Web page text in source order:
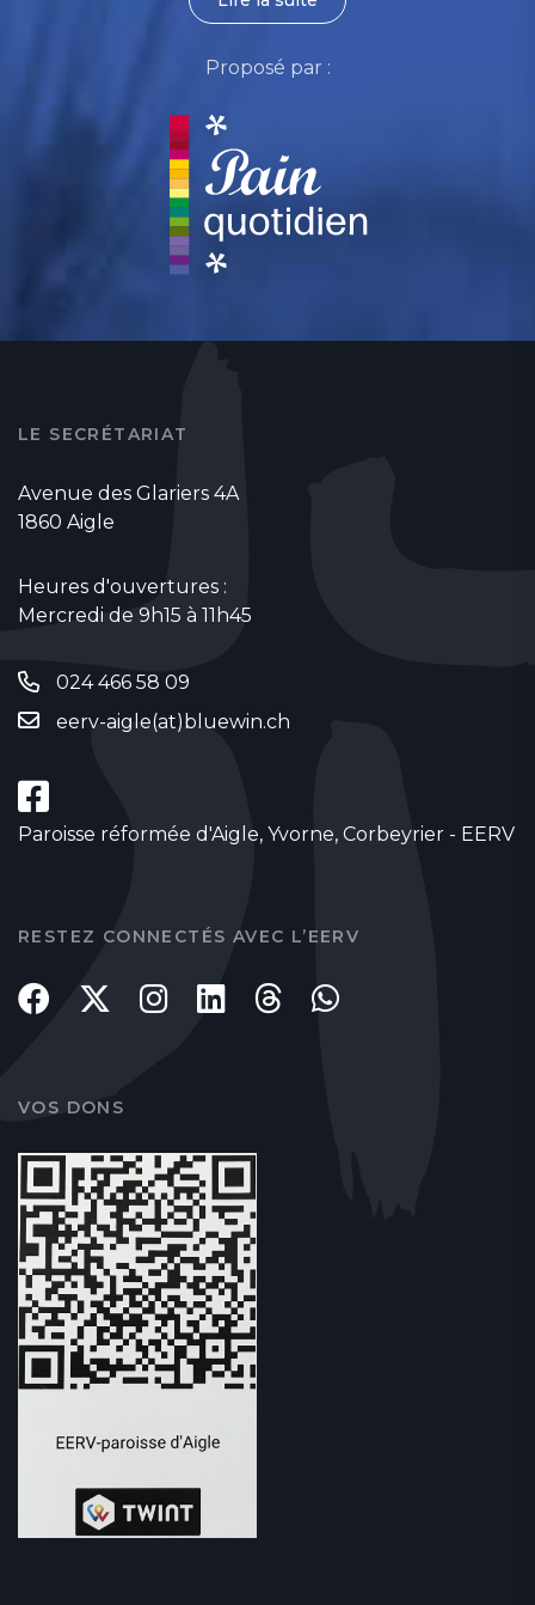
Proposé par :
LE SECRÉTARIAT
Avenue des Glariers 4A
1860 Aigle
Heures d'ouvertures :
Mercredi de 9h15 à 11h45
024 466 58 09
eerv-aigle(at)bluewin.ch
Paroisse réformée d'Aigle, Yvorne, Corbeyrier - EERV
RESTEZ CONNECTÉS AVEC L’EERV
VOS DONS